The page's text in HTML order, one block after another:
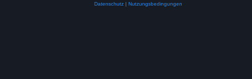
Datenschutz| Nutzungsbedingungen